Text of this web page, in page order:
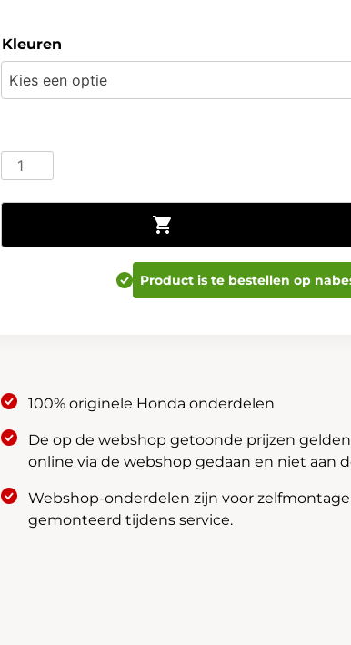
Kleuren
Honda
HR-
V
Afwerking
Toevoegen aan
Product is te bestellen op
100% originele Honda onderdelen
De op de webshop getoonde prijzen
online via de webshop gedaan en niet aan
Webshop-onderdelen zijn voor
gemonteerd tijdens service.